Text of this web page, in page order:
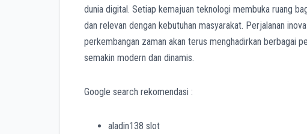
dunia digital. Setiap kemajuan teknologi membuka ruang
dan relevan dengan kebutuhan masyarakat. Perjalanan
perkembangan zaman akan terus menghadirkan berbagai
semakin modern dan dinamis.
Google search rekomendasi :
aladin138 slot